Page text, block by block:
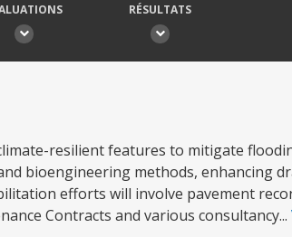
RÉSULTATS
resilient features to mitigate
bioengineering methods, enhancing
efforts will involve pavement
Contracts and various consultancy...